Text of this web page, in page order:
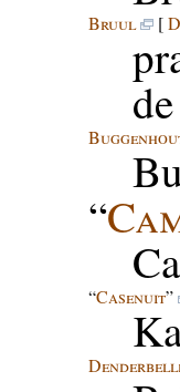
Bruul [
“
“Casenuit”